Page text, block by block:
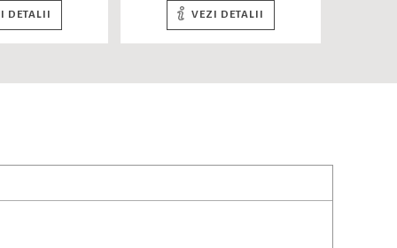
DETALII VEZI DETALII